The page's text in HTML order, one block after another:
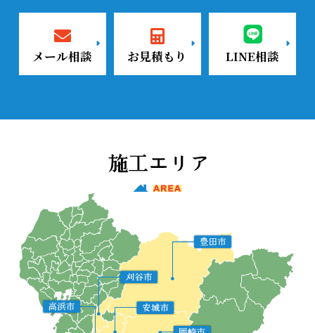
メール相談 お見積もり LINE相談